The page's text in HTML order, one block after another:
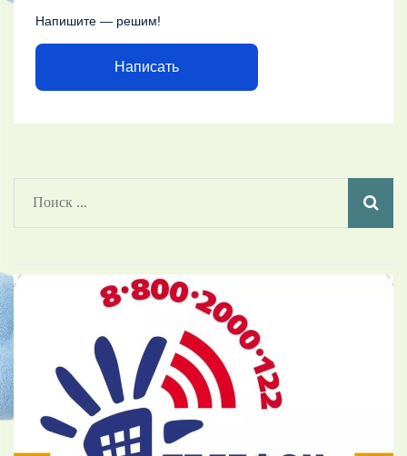
Напишите — решим!
Написать